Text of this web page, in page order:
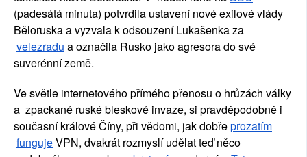
(padesátá minuta) potvrdila ustavení nové exilové vlády
Běloruska a vyzvala k odsouzení Lukašenka za
velezradu a označila Rusko jako agresora do své
suverénní země.
Ve světle internetového přímého přenosu o hrůzách války
a  zpackané ruské bleskové invaze, si pravděpodobně i
současní králové Číny, při vědomi, jak dobřeprozatím
funguje VPN, dvakrát rozmyslí udělat teď něco